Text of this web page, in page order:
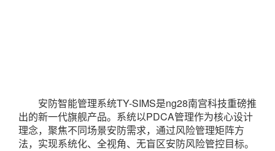
安防智能管理系统TY-SIMS是ng28南宫科技重磅推
出的新一代旗舰产品。系统以PDCA管理作为核心设计
理念，聚焦不同场景安防需求，通过风险管理矩阵方
法，实现系统化、全视角、无盲区安防风险管控目标。